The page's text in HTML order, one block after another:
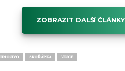
ZOBRAZIT DALŠÍ ČLÁNKY
HNOJIVO SKOŘÁPKA VEJCE